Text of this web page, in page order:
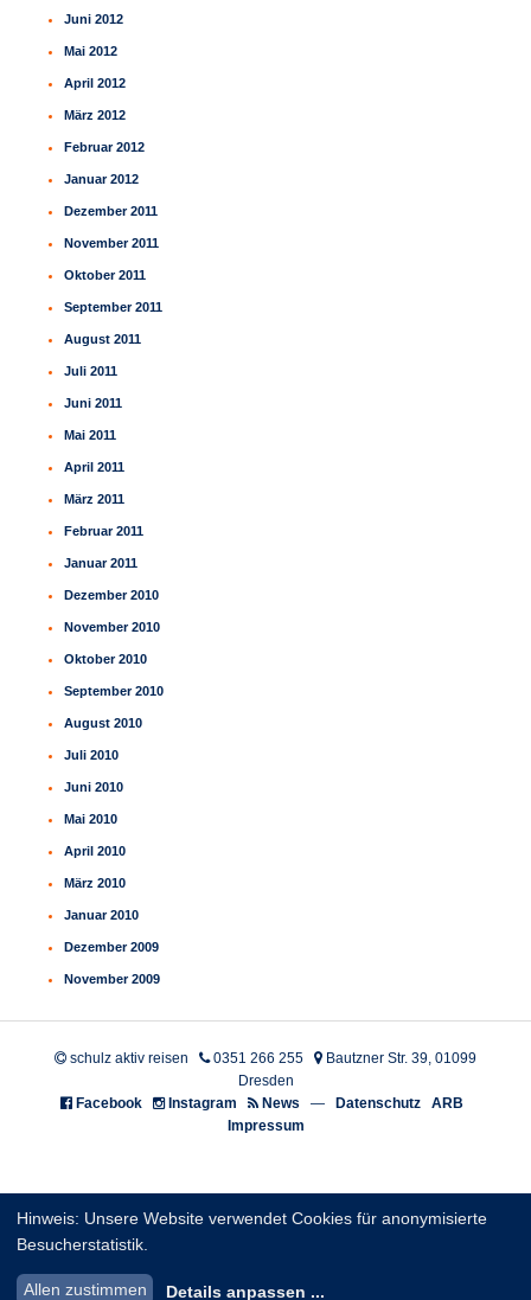
Juni 2012
Mai 2012
April 2012
März 2012
Februar 2012
Januar 2012
Dezember 2011
November 2011
Oktober 2011
September 2011
August 2011
Juli 2011
Juni 2011
Mai 2011
April 2011
März 2011
Februar 2011
Januar 2011
Dezember 2010
November 2010
Oktober 2010
September 2010
August 2010
Juli 2010
Juni 2010
Mai 2010
April 2010
März 2010
Januar 2010
Dezember 2009
November 2009
schulz aktiv reisen 0351 266 255
Bautzner Str. 39, 01099
Dresden
Facebook
Instagram News — Datenschutz
ARB
Impressum
Hinweis: Unsere Website verwendet Cookies für anonymisierte
Besucherstatistik.
Allen zustimmen Details anpassen ...